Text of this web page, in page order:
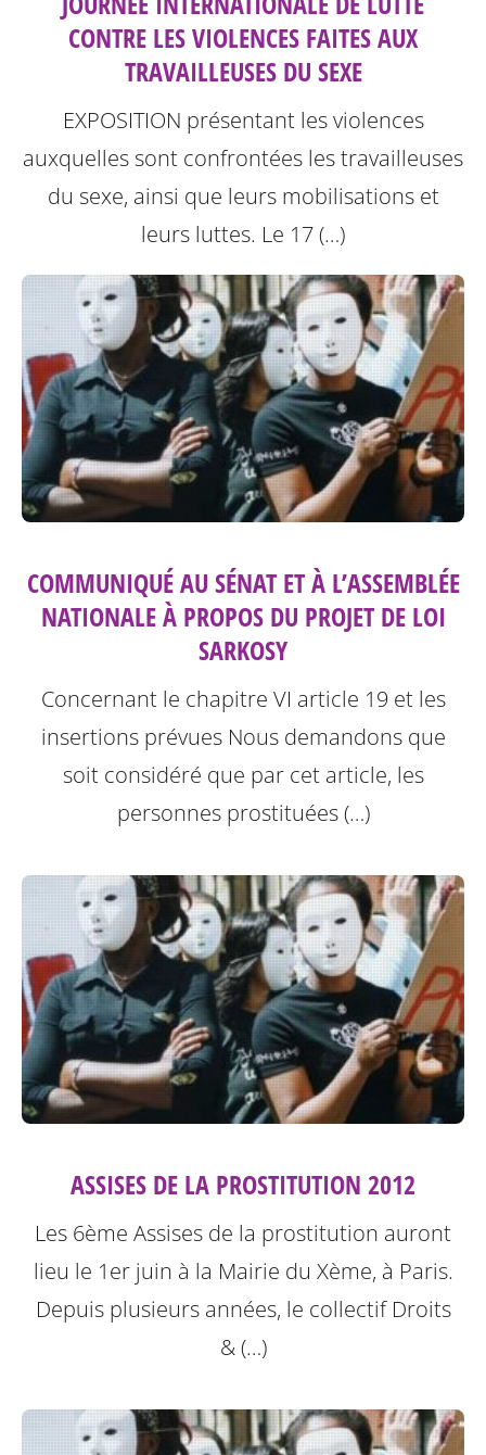
CONTRE LES VIOLENCES FAITES AUX
TRAVAILLEUSES DU SEXE
EXPOSITION présentant les violences
auxquelles sont confrontées les travailleuses
du sexe, ainsi que leurs mobilisations et
leurs luttes. Le 17 (…)
COMMUNIQUÉ AU SÉNAT ET À L’ASSEMBLÉE
NATIONALE À PROPOS DU PROJET DE LOI
SARKOSY
Concernant le chapitre VI article 19 et les
insertions prévues Nous demandons que
soit considéré que par cet article, les
personnes prostituées (…)
ASSISES DE LA PROSTITUTION 2012
Les 6ème Assises de la prostitution auront
lieu le 1er juin à la Mairie du Xème, à Paris.
Depuis plusieurs années, le collectif Droits
& (…)